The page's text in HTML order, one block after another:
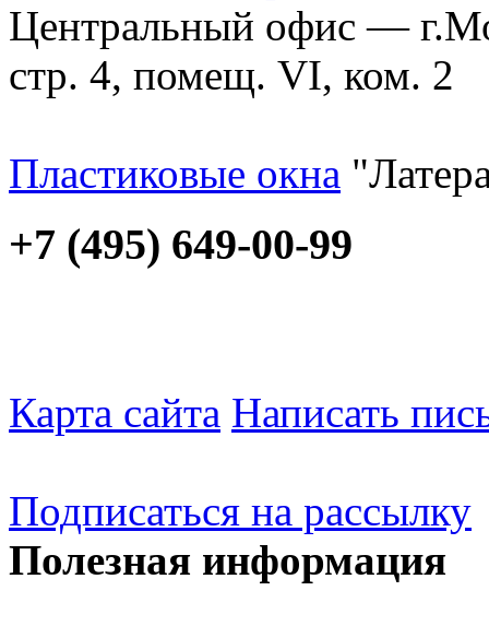
Центральный офис —
стр. 4, помещ. VI, ком. 2
Пластиковые окна
+7 (495) 649-00-99
Карта сайта Написать
Подписаться на рассылку
Полезная информация